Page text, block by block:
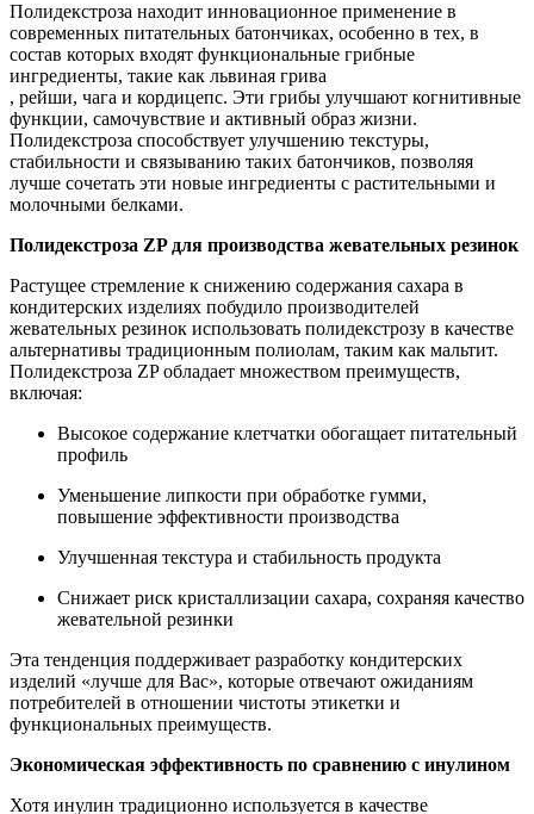
Полидекстроза находит инновационное применение в
современных питательных батончиках, особенно в тех, в
состав которых входят функциональные грибные
ингредиенты, такие как львиная грива
, рейши, чага и кордицепс. Эти грибы улучшают когнитивные
функции, самочувствие и активный образ жизни.
Полидекстроза способствует улучшению текстуры,
стабильности и связыванию таких батончиков, позволяя
лучше сочетать эти новые ингредиенты с растительными и
молочными белками.
Полидекстроза ZP для производства жевательных резинок
Растущее стремление к снижению содержания сахара в
кондитерских изделиях побудило производителей
жевательных резинок использовать полидекстрозу в качестве
альтернативы традиционным полиолам, таким как мальтит.
Полидекстроза ZP обладает множеством преимуществ,
включая:
Высокое содержание клетчатки обогащает питательный
профиль
Уменьшение липкости при обработке гумми,
повышение эффективности производства
Улучшенная текстура и стабильность продукта
Снижает риск кристаллизации сахара, сохраняя качество
жевательной резинки
Эта тенденция поддерживает разработку кондитерских
изделий «лучше для Вас», которые отвечают ожиданиям
потребителей в отношении чистоты этикетки и
функциональных преимуществ.
Экономическая эффективность по сравнению с инулином
Хотя инулин традиционно используется в качестве